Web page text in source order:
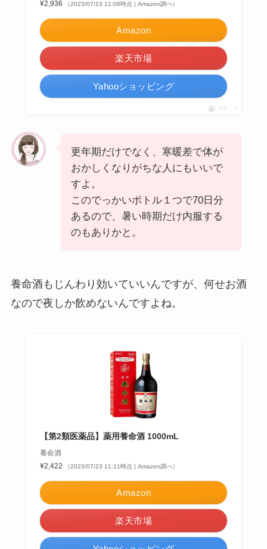
¥2,936
（2023/07/23 11:08時点 | Amazon調べ）
Amazon
楽天市場
Yahooショッピング
ポチップ
更年期だけでなく、寒暖差で体が
おかしくなりがちな人にもいいで
すよ。
このでっかいボトル１つで70日分
あるので、暑い時期だけ内服する
のもありかと。
養命酒もじんわり効いていいんですが、何せお酒
なので夜しか飲めないんですよね。
【第2類医薬品】薬用養命酒 1000mL
養命酒
¥2,422
（2023/07/23 11:11時点 | Amazon調べ）
Amazon
楽天市場